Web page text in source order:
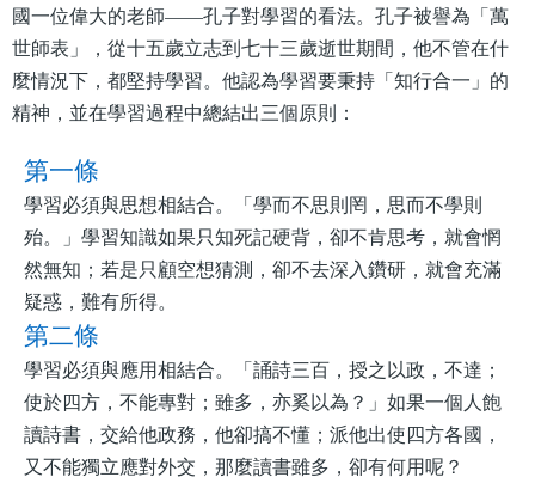
國一位偉大的老師——孔子對學習的看法。孔子被譽為「萬
世師表」，從十五歲立志到七十三歲逝世期間，他不管在什
麼情況下，都堅持學習。他認為學習要秉持「知行合一」的
精神，並在學習過程中總結出三個原則：
第一條
學習必須與思想相結合。「學而不思則罔，思而不學則
殆。」學習知識如果只知死記硬背，卻不肯思考，就會惘
然無知；若是只顧空想猜測，卻不去深入鑽研，就會充滿
疑惑，難有所得。
第二條
學習必須與應用相結合。「誦詩三百，授之以政，不達；
使於四方，不能專對；雖多，亦奚以為？」如果一個人飽
讀詩書，交給他政務，他卻搞不懂；派他出使四方各國，
又不能獨立應對外交，那麼讀書雖多，卻有何用呢？